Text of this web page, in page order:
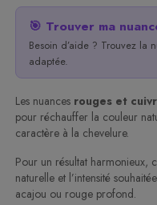
🎯 Trouver ma
Besoin d’aide ? Trouvez la
adaptée.
Les nuances rouges et
pour réchauffer la couleur
caractère à la chevelure.
Pour un résultat harmonieux,
naturelle et l’intensité
acajou ou rouge profond.